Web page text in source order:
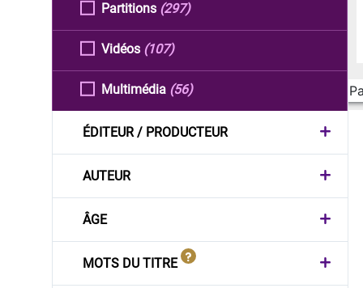
Partitions (297)
Vidéos (107)
Multimédia (56)
ÉDITEUR / PRODUCTEUR
AUTEUR
ÂGE
MOTS DU TITRE